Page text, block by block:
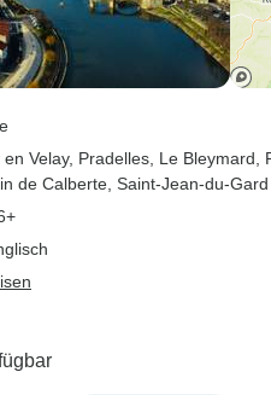
en Velay, Pradelles , Le Bleymard
de Calberte , Saint-Jean-du-Gard